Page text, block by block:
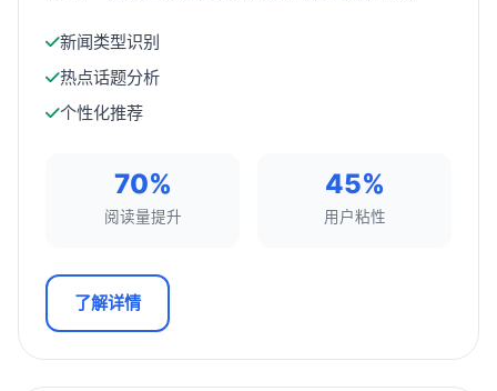
新闻类型识别
热点话题分析
个性化推荐
70%
阅读量提升
45%
用户粘性
了解详情